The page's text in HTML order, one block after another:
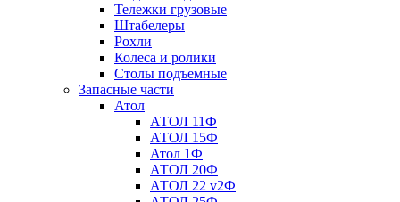
Тележки грузовые
Штабелеры
Рохли
Колеса и ролики
Столы подъемные
Запасные части
Атол
АТОЛ 11Ф
АТОЛ 15Ф
Атол 1Ф
АТОЛ 20Ф
АТОЛ 22 v2Ф